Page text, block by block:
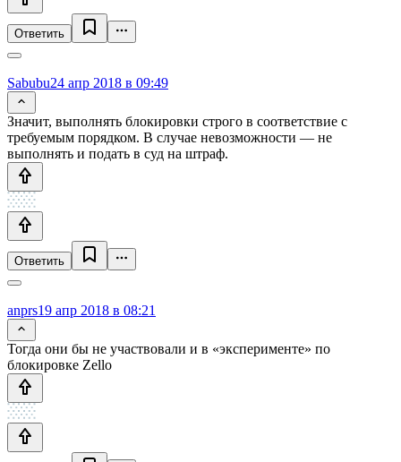
Ответить
Sabubu24 апр 2018 в 09:49
Значит, выполнять блокировки строго в соответствие с
требуемым порядком. В случае невозможности — не
выполнять и подать в суд на штраф.
Ответить
anprs19 апр 2018 в 08:21
Тогда они бы не участвовали и в «эксперименте» по
блокировке Zello